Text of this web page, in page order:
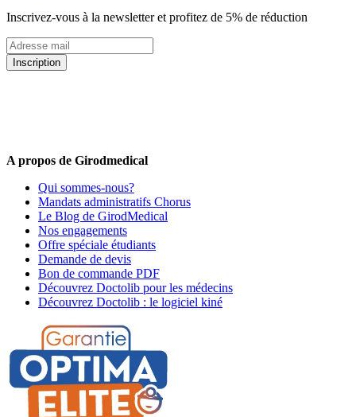
Inscrivez-vous à la newsletter et profitez de 5% de réduction
Inscription
A propos de Girodmedical
Qui sommes-nous?
Mandats administratifs Chorus
Le Blog de GirodMedical
Nos engagements
Offre spéciale étudiants
Demande de devis
Bon de commande PDF
Découvrez Doctolib pour les médecins
Découvrez Doctolib : le logiciel kiné